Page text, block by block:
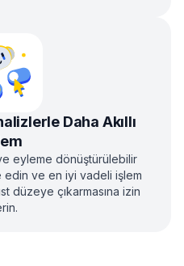
Daha Akıllı
eyleme dönüştürülebilir
edin ve en iyi vadeli işlem
düzeye çıkarmasına izin